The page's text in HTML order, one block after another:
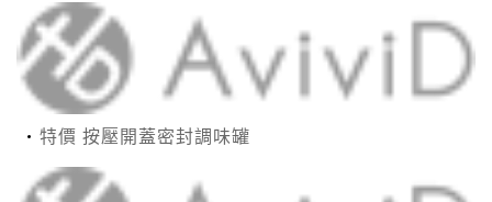
特價 按壓開蓋密封調味罐